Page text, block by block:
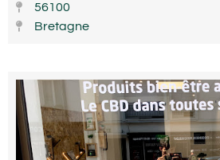
56100
Bretagne